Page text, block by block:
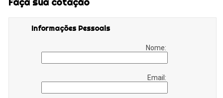
Faça sua cotação
Informações Pessoais
Nome:
Email: